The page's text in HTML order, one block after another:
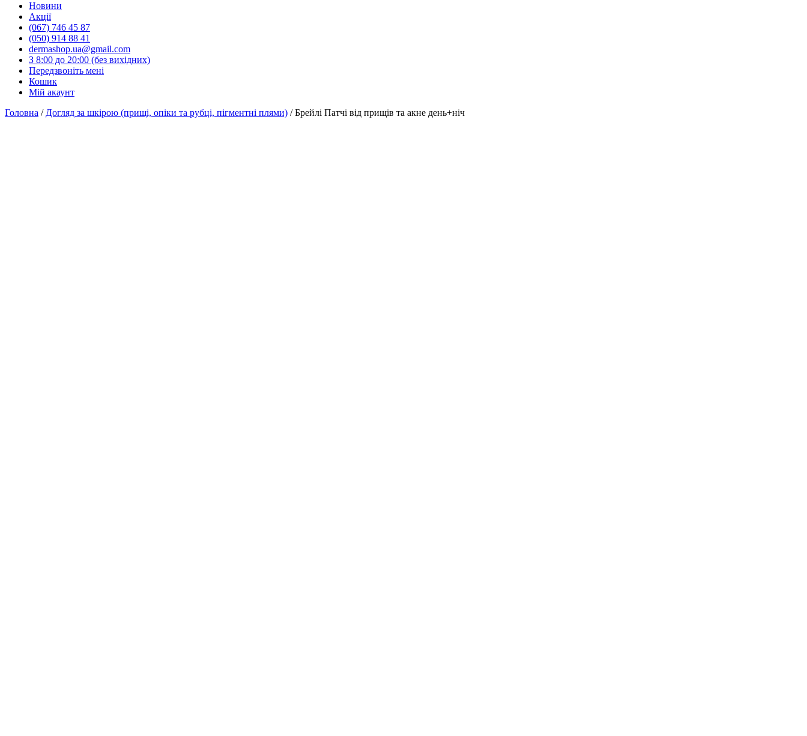
Новини
Акції
(067) 746 45 87
(050) 914 88 41
dermashop.ua@gmail.com
З 8:00 до 20:00 (без вихідних)
Передзвоніть мені
Кошик
Мій акаунт
Головна / Догляд за шкірою (прищі, опіки та рубці, пігментні плями) / Брейлі Патчі від прищів та акне день+ніч